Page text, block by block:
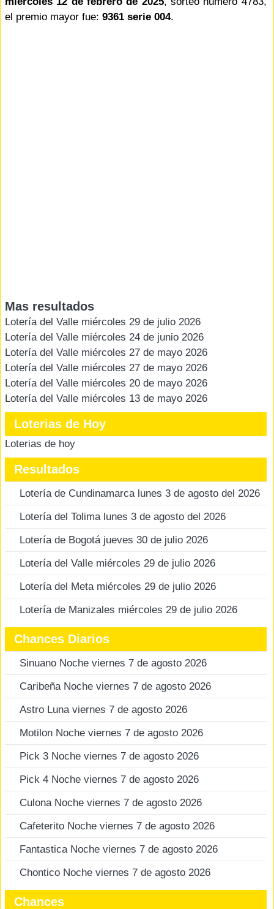
el premio mayor fue: 9361 serie 004.
Mas resultados
Lotería del Valle miércoles 29 de julio 2026
Lotería del Valle miércoles 24 de junio 2026
Lotería del Valle miércoles 27 de mayo 2026
Lotería del Valle miércoles 27 de mayo 2026
Lotería del Valle miércoles 20 de mayo 2026
Lotería del Valle miércoles 13 de mayo 2026
Loterias de Hoy
Loterias de hoy
Resultados
Lotería de Cundinamarca lunes 3 de agosto del 2026
Lotería del Tolima lunes 3 de agosto del 2026
Lotería de Bogotá jueves 30 de julio 2026
Lotería del Valle miércoles 29 de julio 2026
Lotería del Meta miércoles 29 de julio 2026
Lotería de Manizales miércoles 29 de julio 2026
Chances Diarios
Sinuano Noche viernes 7 de agosto 2026
Caribeña Noche viernes 7 de agosto 2026
Astro Luna viernes 7 de agosto 2026
Motilon Noche viernes 7 de agosto 2026
Pick 3 Noche viernes 7 de agosto 2026
Pick 4 Noche viernes 7 de agosto 2026
Culona Noche viernes 7 de agosto 2026
Cafeterito Noche viernes 7 de agosto 2026
Fantastica Noche viernes 7 de agosto 2026
Chontico Noche viernes 7 de agosto 2026
Chances